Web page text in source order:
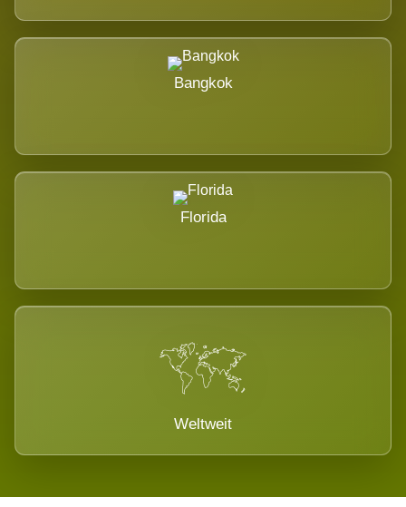
Bangkok
Florida
Weltweit